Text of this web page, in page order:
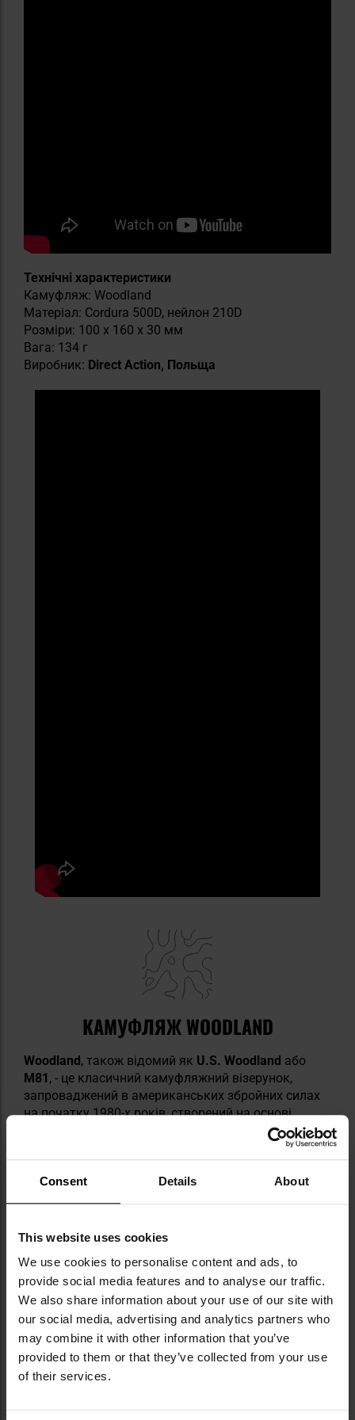
Consent Details About
This website uses cookies
We use cookies to personalise content and ads, to
provide social media features and to analyse our traffic.
We also share information about your use of our site with
our social media, advertising and analytics partners who
may combine it with other information that you’ve
provided to them or that they’ve collected from your use
of their services.
Технічні характеристики
Камуфляж: Woodland
Матеріал: Cordura 500D, нейлон 210D
Розміри: 100 x 160 x 30 мм
Вага: 134 г
Виробник: Direct Action, Польща
КАМУФЛЯЖ WOODLAND
Woodland , також відомий як U.S. Woodland або
M81 , - це класичний камуфляжний візерунок,
запроваджений в американських збройних силах
на початку 1980-х років, створений на основі
попереднього камуфляжу ERDL. Протягом понад
двох десятиліть він залишався стандартним
американськими збройними силами, аж до кінця
першого десятиліття XXI століття.
плямами відтінків зеленого, коричневого,
хороші маскувальні та деформуючі властивості,
особливо в лісистій місцевості. Завдяки своїй
ефективності та глобальній впізнаваності він
отримав численні варіації, які потрапили до понад
60 формувань у формі по всьому світу. Цей
візерунок також мав великий вплив на поп-
культуру, перейшовши від військового